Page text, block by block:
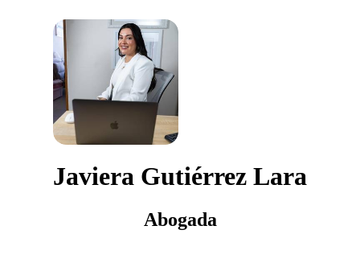
Javiera Gutiérrez Lara
Abogada